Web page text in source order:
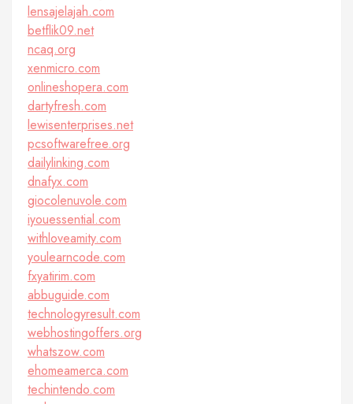
lensajelajah.com
betflik09.net
ncaq.org
xenmicro.com
onlineshopera.com
dartyfresh.com
lewisenterprises.net
pcsoftwarefree.org
dailylinking.com
dnafyx.com
giocolenuvole.com
iyouessential.com
withloveamity.com
youlearncode.com
fxyatirim.com
abbuguide.com
technologyresult.com
webhostingoffers.org
whatszow.com
ehomeamerca.com
techintendo.com